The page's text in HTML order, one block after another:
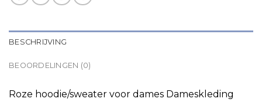
BESCHRIJVING
BEOORDELINGEN (0)
Roze hoodie/sweater voor dames Dameskleding